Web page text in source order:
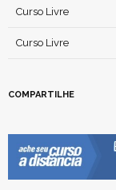
Curso Livre
Curso Livre
COMPARTILHE